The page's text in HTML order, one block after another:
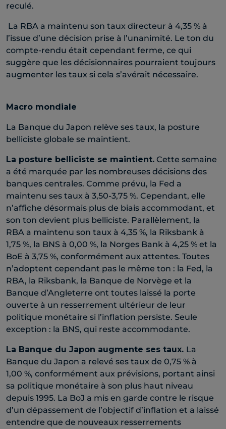
reculé.
La RBA a maintenu son taux directeur à 4,35 % à
l’issue d’une décision prise à l’unanimité. Le ton du
compte-rendu était cependant ferme, ce qui
suggère que les décisionnaires pourraient toujours
augmenter les taux si cela s’avérait nécessaire.
Macro mondiale
La Banque du Japon relève ses taux, la posture
belliciste globale se maintient.
La posture belliciste se maintient. Cette semaine
a été marquée par les nombreuses décisions des
banques centrales. Comme prévu, la Fed a
maintenu ses taux à 3,50-3,75 %. Cependant, elle
n’affiche désormais plus de biais accommodant, et
son ton devient plus belliciste. Parallèlement, la
RBA a maintenu son taux à 4,35 %, la Riksbank à
1,75 %, la BNS à 0,00 %, la Norges Bank à 4,25 % et la
BoE à 3,75 %, conformément aux attentes. Toutes
n’adoptent cependant pas le même ton : la Fed, la
RBA, la Riksbank, la Banque de Norvège et la
Banque d’Angleterre ont toutes laissé la porte
ouverte à un resserrement ultérieur de leur
politique monétaire si l’inflation persiste. Seule
exception : la BNS, qui reste accommodante.
La Banque du Japon augmente ses taux. La
Banque du Japon a relevé ses taux de 0,75 % à
1,00 %, conformément aux prévisions, portant ainsi
sa politique monétaire à son plus haut niveau
depuis 1995. La BoJ a mis en garde contre le risque
d’un dépassement de l’objectif d’inflation et a laissé
entendre que de nouveaux resserrements